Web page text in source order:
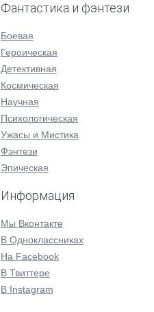
Фантастика и фэнтези
Боевая
Героическая
Детективная
Космическая
Научная
Психологическая
Ужасы и Мистика
Фэнтези
Эпическая
Информация
Мы Вконтакте
В Одноклассниках
На Facebook
В Твиттере
В Instagram